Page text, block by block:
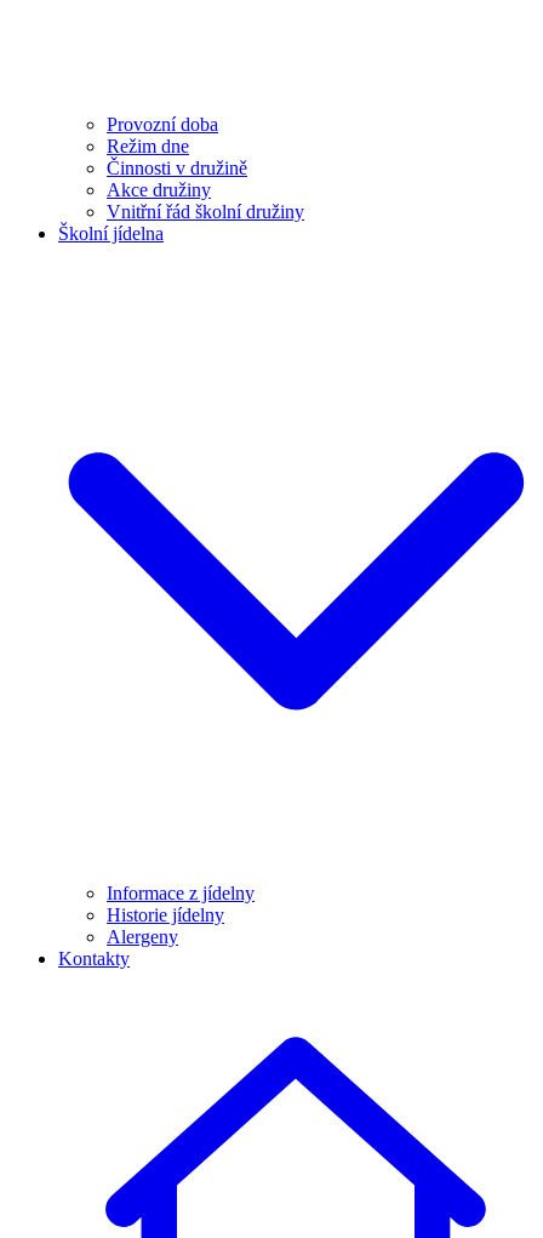
Provozní doba
Režim dne
Činnosti v družině
Akce družiny
Vnitřní řád školní družiny
Školní jídelna
Informace z jídelny
Historie jídelny
Alergeny
Kontakty